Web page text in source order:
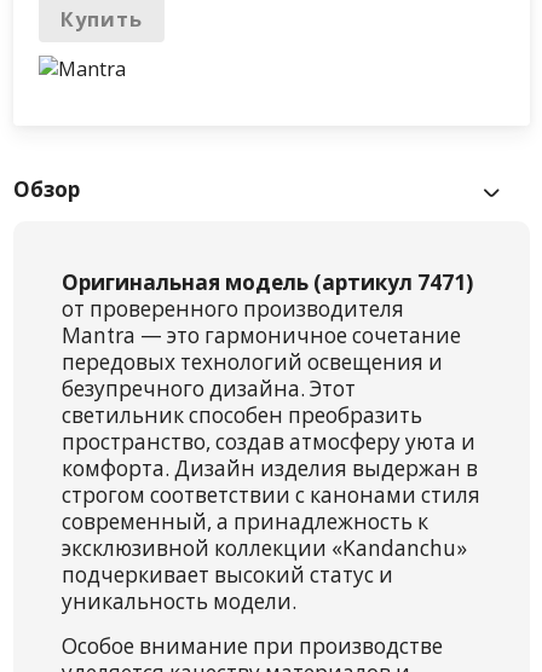
Купить
Обзор
Оригинальная модель (артикул 7471)
от проверенного производителя
Mantra — это гармоничное сочетание
передовых технологий освещения и
безупречного дизайна. Этот
светильник способен преобразить
пространство, создав атмосферу уюта и
комфорта. Дизайн изделия выдержан в
строгом соответствии с канонами стиля
современный, а принадлежность к
эксклюзивной коллекции «Kandanchu»
подчеркивает высокий статус и
уникальность модели.
Особое внимание при производстве